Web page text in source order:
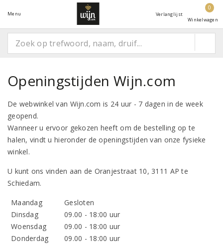
Menu Verlanglijst
0
Winkelwagen
Openingstijden Wijn.com
De webwinkel van Wijn.com is 24 uur - 7 dagen in de week
geopend.
Wanneer u ervoor gekozen heeft om de bestelling op te
halen, vindt u hieronder de openingstijden van onze fysieke
winkel.
U kunt ons vinden aan de Oranjestraat 10, 3111 AP te
Schiedam.
Maandag
Gesloten
Dinsdag
09.00 - 18:00 uur
Woensdag
09.00 - 18:00 uur
Donderdag
09.00 - 18:00 uur